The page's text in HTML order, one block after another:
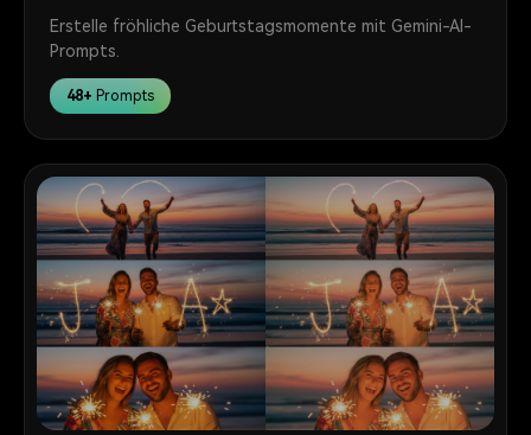
Erstelle fröhliche Geburtstagsmomente mit Gemini-AI-
Prompts.
48+ Prompts